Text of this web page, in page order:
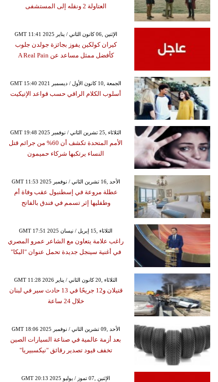
العتاولة 2 ونقله إلى المستشفى
GMT 11:41 2025 الإثنين ,06 كانون الثاني / يناير
كيران كولكين يفوز بجائزة جولدن جلوب
كأفضل ممثل مساعد عن A Real Pain
GMT 15:40 2021 الجمعة ,10 كانون الأول / ديسمبر
أسلوب الكلام الراقي حسب قواعد الإتيكيت
GMT 19:48 2025 الثلاثاء ,25 تشرين الثاني / نوفمبر
الأمم المتحدة تكشف أن 60% من جرائم قتل
النساء يرتكبها شركاء حميمون
GMT 11:53 2025 الأحد ,16 تشرين الثاني / نوفمبر
عطلة مروعة في إسطنبول عقب وفاة أم
وطفليها إثر تسمم في فندق بالفاتح
GMT 17:51 2025 الثلاثاء ,15 إبريل / نيسان
راغب علامة يتعاون مع الشاعر عمرو المصري
في أغنية سينجل جديدة تحمل عنوان "البكا"
GMT 11:28 2026 الثلاثاء ,20 كانون الثاني / يناير
قتيلان و12 جريحًا في 13 حادث سير في لبنان
خلال 24 ساعة
GMT 18:06 2025 الأحد ,09 تشرين الثاني / نوفمبر
بعد أزمة عالمية في صناعة السيارات الصين
تخفف قيود تصدير رقائق "نيكسبيريا"
GMT 20:13 2025 الإثنين ,07 تموز / يوليو